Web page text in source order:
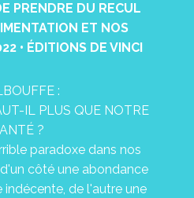
PRENDRE DU RECUL
ET NOS
• ÉDITIONS DE​ VINCI
:
IL PLUS QUE NOTRE
?
paradoxe dans nos
côté une abondance
indécente, de l'autre une